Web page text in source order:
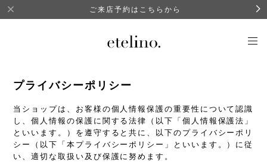
ご来店予約はこちらから
プライバシーポリシー
当ショップは、お客様の個人情報保護の重要性について認識
し、個人情報の保護に関する法律（以下「個人情報保護法」
といいます。）を遵守すると共に、以下のプライバシーポリ
シー（以下「本プライバシーポリシー」といいます。）に従
い、適切な取扱い及び保護に努めます。